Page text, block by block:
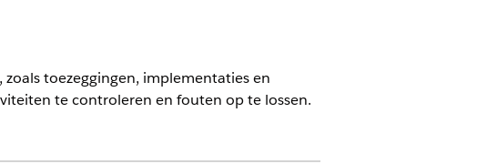
toezeggingen, implementaties en
te controleren en fouten op te lossen.